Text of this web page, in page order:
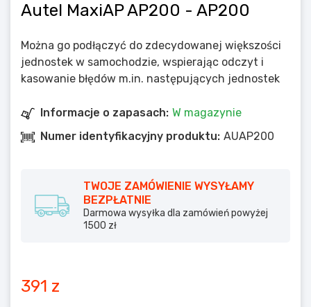
Autel MaxiAP AP200 - AP200
Można go podłączyć do zdecydowanej większości
jednostek w samochodzie, wspierając odczyt i
kasowanie błędów m.in. następujących jednostek
Informacje o zapasach: W magazynie
Numer identyfikacyjny produktu: AUAP200
TWOJE ZAMÓWIENIE WYSYŁAMY
BEZPŁATNIE
Darmowa wysyłka dla zamówień powyżej
1500 zł
391 z